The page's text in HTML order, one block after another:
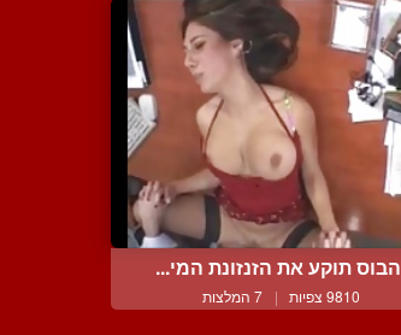
הבוס תוקע את הזנזונת המי...
9810 צפיות | 7 המלצות